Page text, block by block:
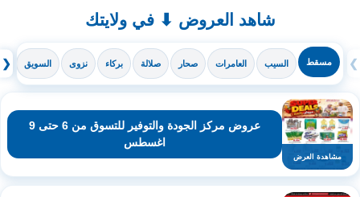
شاهد العروض ⬇ في ولايتك
❮ مسقط السيب العامرات صحار صلالة بركاء نزوى السويق ❯
مشاهدة العرض
عروض مركز الجودة والتوفير للتسوق من 6 حتى 9
اغسطس